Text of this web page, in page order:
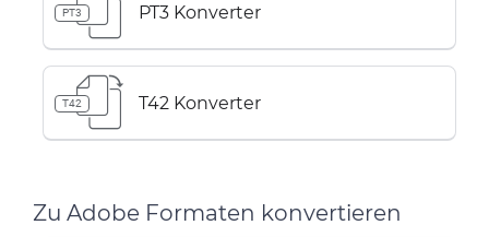
PT3 PT3 Konverter
T42 T42 Konverter
Zu Adobe Formaten konvertieren